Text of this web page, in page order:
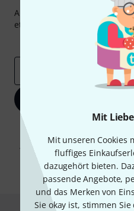
Mit
Mit unseren Cookies
fluffiges
dazugehört bieten.
passende Angebote,
und das Merken von
Sie okay ist, stimmen
Abonniere den Thomann
etwas Glück einen von50
Inspirierende Beiträge
Mit Klick auf „Jetzt anmelden“
Werbung und einer Messung des
Abmeldung ist jederzeit möglich.
unseren
*